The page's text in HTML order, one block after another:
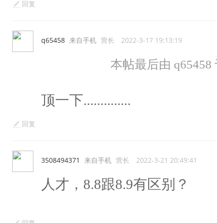
回复
q65458 来自手机 营长 2022-3-17 19:13:19
本帖最后由 q65458
顶一下..............
回复
3508494371 来自手机 营长 2022-3-21 20:49:41
人才，8.8跟8.9有区别？